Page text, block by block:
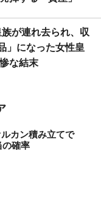
が連れ去られ、収
」になった女性皇
な結末
カン積み立てで
の確率